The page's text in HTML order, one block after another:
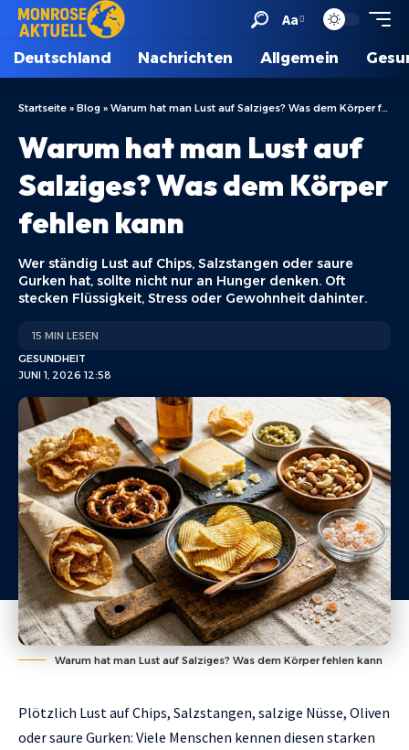
Aa
Deutschland Nachrichten Allgemein
Startseite » Blog » Warum hat man Lust auf Salziges? Was dem Körper fehlen kann
Warum hat man Lust auf
Salziges? Was dem Körper
fehlen kann
Wer ständig Lust auf Chips, Salzstangen oder saure
Gurken hat, sollte nicht nur an Hunger denken. Oft
stecken Flüssigkeit, Stress oder Gewohnheit dahinter.
JUNI 1, 2026 12:58
GESUNDHEIT
15 MIN LESEN
Warum hat man Lust auf Salziges? Was dem Körper fehlen kann
Plötzlich Lust auf Chips, Salzstangen, salzige Nüsse, Oliven
oder saure Gurken: Viele Menschen kennen diesen starken